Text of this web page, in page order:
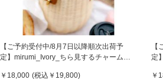
【ご予約受付中/8月7日以降順次出荷予
定】mirumi_Ivory_ちら見するチャームロ
￥18,000 (税込 ￥19,800)
定
￥